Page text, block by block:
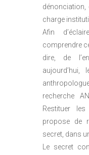
dénonciation,
charge
Afin
comprendre
dire, de
aujourd’hui,
recherche
Restituer
propose de
secret, dans
Le secret